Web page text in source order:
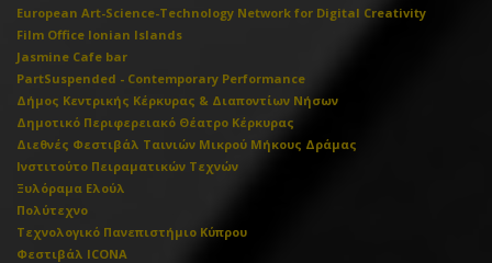
European Art-Science-Technology Network for Digital Creativity
Film Office Ionian Islands
Jasmine Cafe bar
PartSuspended - Contemporary Performance
Δήμος Κεντρικής Κέρκυρας & Διαποντίων Νήσων
Δημοτικό Περιφερειακό Θέατρο Κέρκυρας
Διεθνές Φεστιβάλ Ταινιών Μικρού Μήκους Δράμας
Ινστιτούτο Πειραματικών Τεχνών
Ξυλόραμα Ελούλ
Πολύτεχνο
Τεχνολογικό Πανεπιστήμιο Κύπρου
Φεστιβάλ ICONA